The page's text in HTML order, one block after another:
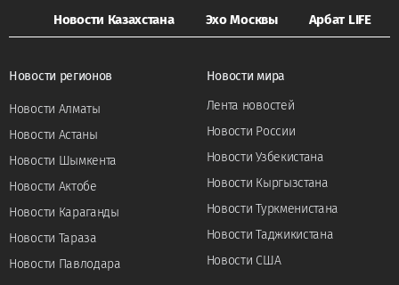
Новости Казахстана Эхо Москвы Арбат LIFE
Новости регионов
Новости Алматы
Новости Астаны
Новости Шымкента
Новости Актобе
Новости Караганды
Новости Тараза
Новости Павлодара
Новости мира
Лента новостей
Новости России
Новости Узбекистана
Новости Кыргызстана
Новости Туркменистана
Новости Таджикистана
Новости США